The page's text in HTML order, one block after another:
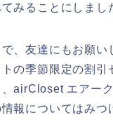
みることにしまし
、友達にもお願
の季節限定の割引
airCloset エアー
報についてはみつ